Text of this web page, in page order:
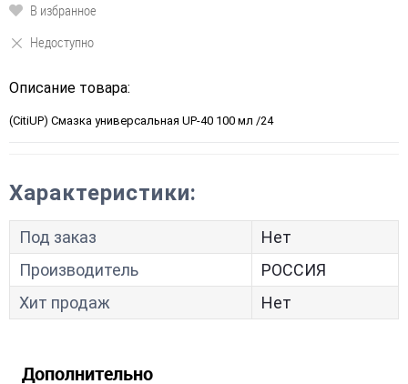
В избранное
Недоступно
Описание товара:
(CitiUP) Cмазка универсальная UP-40 100 мл /24
Характеристики:
Под заказ
Нет
Производитель
РОССИЯ
Хит продаж
Нет
Дополнительно